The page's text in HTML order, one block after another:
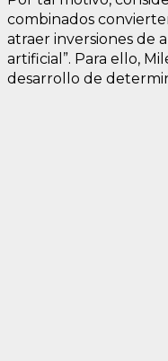
combinados
atraer inversiones de
artificial”. Para ello,
desarrollo de